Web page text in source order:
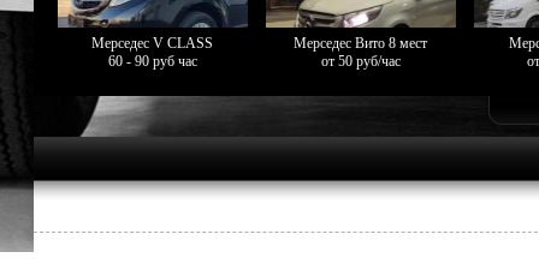
Мерседес V CLASS
60 - 90 руб час
Мерседес Вито 8 мест
от 50 руб/час